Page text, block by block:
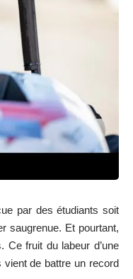
par des étudiants soit
saugrenue. Et pourtant,
fruit du labeur d’une
vient de battre un record